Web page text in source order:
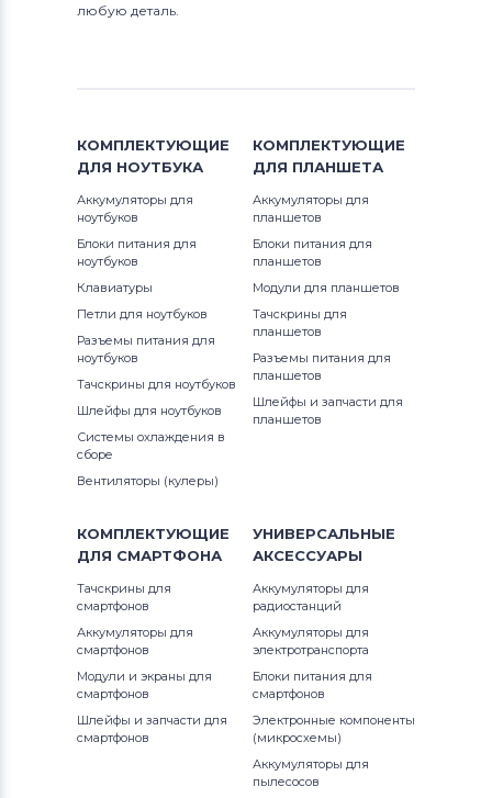
любую деталь.
КОМПЛЕКТУЮЩИЕ
ДЛЯ НОУТБУКА
Аккумуляторы для
ноутбуков
Блоки питания для
ноутбуков
Клавиатуры
Петли для ноутбуков
Разъемы питания для
ноутбуков
Тачскрины для ноутбуков
Шлейфы для ноутбуков
Системы охлаждения в
сборе
Вентиляторы (кулеры)
КОМПЛЕКТУЮЩИЕ
ДЛЯ ПЛАНШЕТА
Аккумуляторы для
планшетов
Блоки питания для
планшетов
Модули для планшетов
Тачскрины для
планшетов
Разъемы питания для
планшетов
Шлейфы и запчасти для
планшетов
КОМПЛЕКТУЮЩИЕ
ДЛЯ СМАРТФОНА
Тачскрины для
смартфонов
Аккумуляторы для
смартфонов
Модули и экраны для
смартфонов
Шлейфы и запчасти для
смартфонов
УНИВЕРСАЛЬНЫЕ
АКСЕССУАРЫ
Аккумуляторы для
радиостанций
Аккумуляторы для
электротранспорта
Блоки питания для
смартфонов
Электронные компоненты
(микросхемы)
Аккумуляторы для
пылесосов